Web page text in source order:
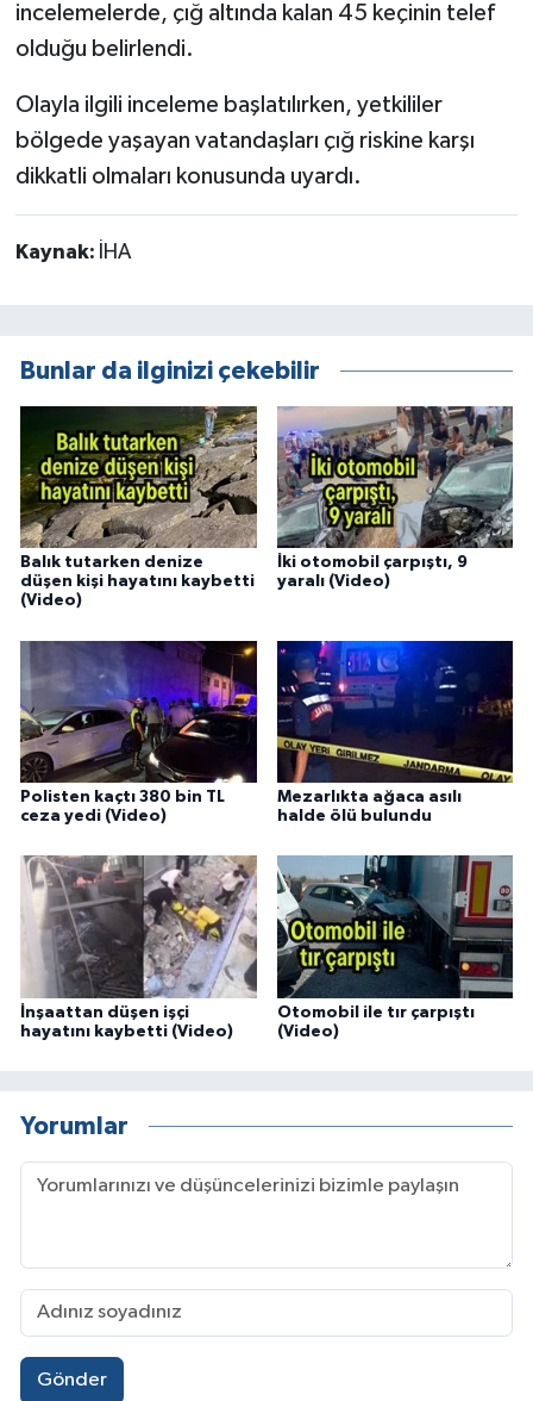
incelemelerde, çığ altında kalan 45 keçinin telef
olduğu belirlendi.
Olayla ilgili inceleme başlatılırken, yetkililer
bölgede yaşayan vatandaşları çığ riskine karşı
dikkatli olmaları konusunda uyardı.
Kaynak: İHA
Bunlar da ilginizi çekebilir
Balık tutarken denize
düşen kişi hayatını kaybetti
(Video)
İki otomobil çarpıştı, 9
yaralı (Video)
Polisten kaçtı 380 bin TL
ceza yedi (Video)
Mezarlıkta ağaca asılı
halde ölü bulundu
İnşaattan düşen işçi
hayatını kaybetti (Video)
Otomobil ile tır çarpıştı
(Video)
Yorumlar
Gönder